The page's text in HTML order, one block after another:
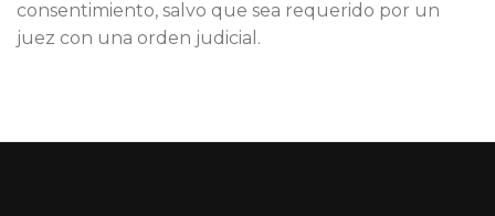
consentimiento, salvo que sea requerido por un
juez con una orden judicial.